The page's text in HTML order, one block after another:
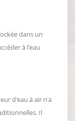
dans un
à l'eau
d'eau à air n'a
Il